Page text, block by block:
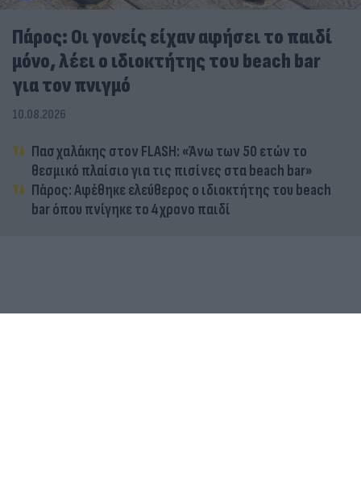
Πάρος: Οι γονείς είχαν αφήσει το παιδί
μόνο, λέει ο ιδιοκτήτης του beach bar
για τον πνιγμό
10.08.2026
Πασχαλάκης στον FLASH: «Άνω των 50 ετών το
θεσμικό πλαίσιο για τις πισίνες στα beach bar»
Πάρος: Αφέθηκε ελεύθερος ο ιδιοκτήτης του beach
bar όπου πνίγηκε το 4χρονο παιδί